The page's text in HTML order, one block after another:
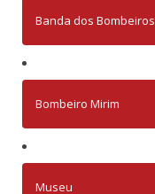
Banda dos Bombeiros
Bombeiro Mirim
Museu